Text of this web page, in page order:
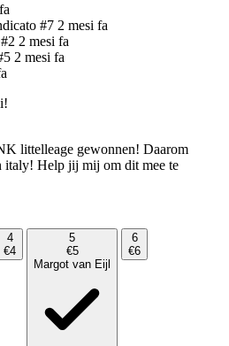
#7 2 mesi fa
#2 2 mesi fa
2 mesi fa
littelleage gewonnen! Daarom
italy! Help jij mij om dit mee te
4
€4
5
€5
Margot van Eijl
6
€6